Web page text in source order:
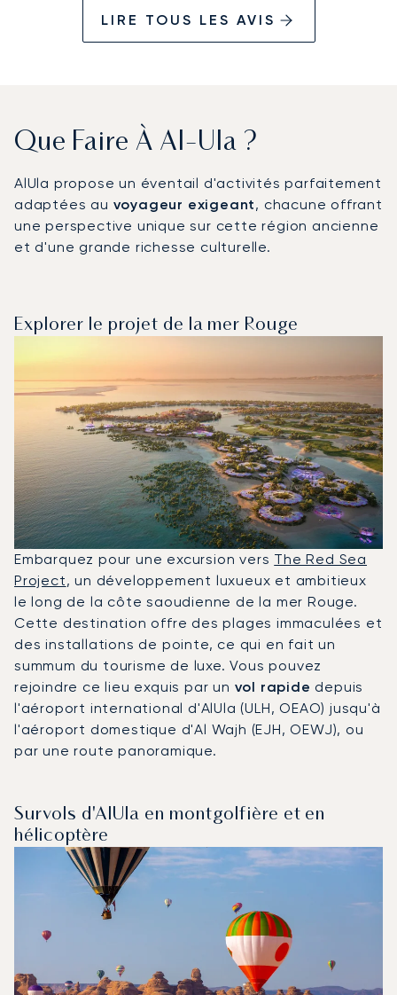
LIRE TOUS LES AVIS
Que Faire À Al-Ula ?
AlUla propose un éventail d'activités parfaitement
adaptées au voyageur exigeant, chacune offrant
une perspective unique sur cette région ancienne
et d'une grande richesse culturelle.
Explorer le projet de la mer Rouge
Embarquez pour une excursion vers The Red Sea
Project, un développement luxueux et ambitieux
le long de la côte saoudienne de la mer Rouge.
Cette destination offre des plages immaculées et
des installations de pointe, ce qui en fait un
summum du tourisme de luxe. Vous pouvez
rejoindre ce lieu exquis par un vol rapide depuis
l'aéroport international d'AlUla (ULH, OEAO) jusqu'à
l'aéroport domestique d'Al Wajh (EJH, OEWJ), ou
par une route panoramique.
Survols d'AlUla en montgolfière et en
hélicoptère